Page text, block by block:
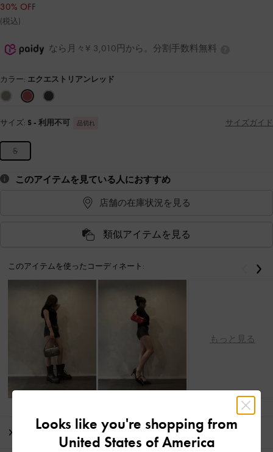
30% OFF
(税込)
なら月々¥ 3,010円から。分割手数料無料
カラー: エクエストリアンレッド
サイズ: S - 利用不可 品切れ サイズガイド
S
このアイテムを見ている人におすすめ
店舗の在庫状況を見る
類似アイテムを見る
このアイテムを使ったコーディネート:
もっと見る
戻る
商品説明
Looks like you're shopping from
United States of America